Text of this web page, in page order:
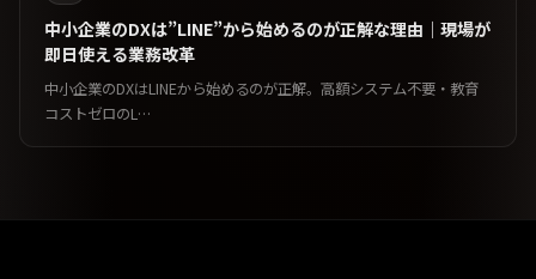
中小企業のDXは”LINE”から始めるのが正解な理由｜現場が
即日使える業務改革
中小企業のDXはLINEから始めるのが正解。高額システム不要・教育
コストゼロのL…